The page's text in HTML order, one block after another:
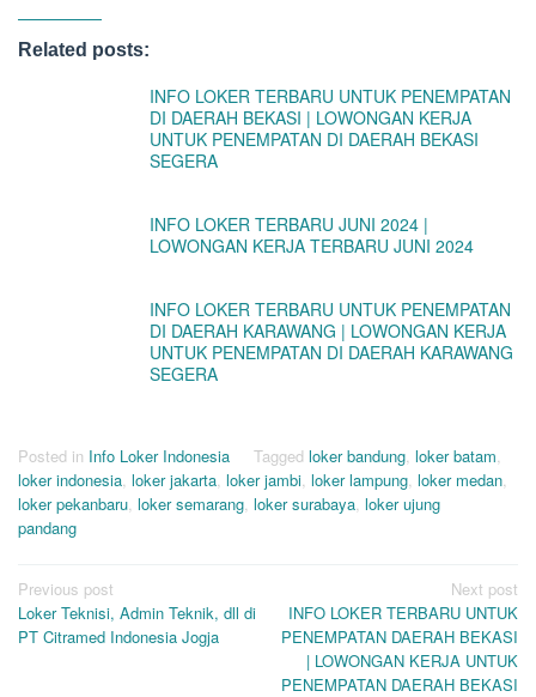
Related posts:
INFO LOKER TERBARU UNTUK PENEMPATAN
DI DAERAH BEKASI | LOWONGAN KERJA
UNTUK PENEMPATAN DI DAERAH BEKASI
SEGERA
INFO LOKER TERBARU JUNI 2024 |
LOWONGAN KERJA TERBARU JUNI 2024
INFO LOKER TERBARU UNTUK PENEMPATAN
DI DAERAH KARAWANG | LOWONGAN KERJA
UNTUK PENEMPATAN DI DAERAH KARAWANG
SEGERA
Posted in Info Loker Indonesia Tagged loker bandung, loker batam,
loker indonesia, loker jakarta, loker jambi, loker lampung, loker medan,
loker pekanbaru, loker semarang, loker surabaya, loker ujung
pandang
Post
navigation
Previous post
Loker Teknisi, Admin Teknik, dll di
PT Citramed Indonesia Jogja
Next post
INFO LOKER TERBARU UNTUK
PENEMPATAN DAERAH BEKASI
| LOWONGAN KERJA UNTUK
PENEMPATAN DAERAH BEKASI